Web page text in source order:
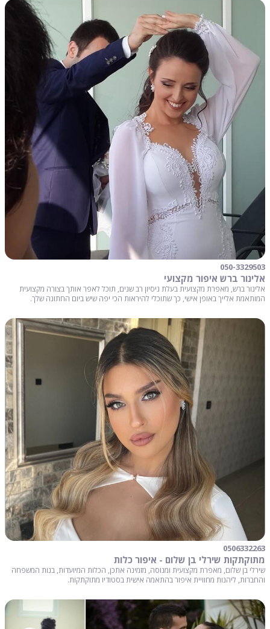
050-3329503
אלינור ברש איפור מקצועי
אלינור ברש, מאפרת מקצועית בעלת ניסיון רב שנים, תוכל לאפר אותך בצורה מקצועית
המותאמת אלייך באופן אישי, כך שתוכלי להיראות הכי יפה שיש ביום החתונה שלך.
0506332263
מתוקתקות שירלי בן שלום - איפור כלות
שירלי בן שלום, מאפרת מקצועית ומנוסה, מזמינה אתכן, הכלות המיועדות, בנות המשפחה
והחברות, ליהנות מחוויית איפור בהתאמה אישית בסטודיו מתוקתקות.